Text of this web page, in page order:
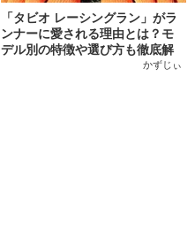
「タビオ レーシングラン」がラ
ンナーに愛される理由とは？モ
デル別の特徴や選び方も徹底解
かずじぃ